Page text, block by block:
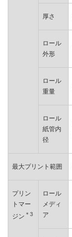
厚さ
ロール
外形
ロール
重量
ロール
紙管内
径
最大プリント範囲
プリン
トマー
ジン ＊3
ロール
メディ
ア